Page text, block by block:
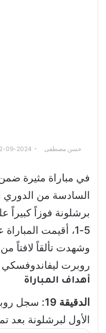
حسن مصطفى 2024-09-22
في مباراة مثيرة
السادسة من الدوري
برشلونة فوزاً كبيراً
5-1، أقيمت
وشهدت تألقاً لافتاً
روبرت ليفاندوفسكي
أهداف المباراة
الدقيقة 19
: سجل
الأول لبرشلونة بعد